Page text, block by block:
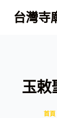
跳
至
台灣寺
玉敕
首頁